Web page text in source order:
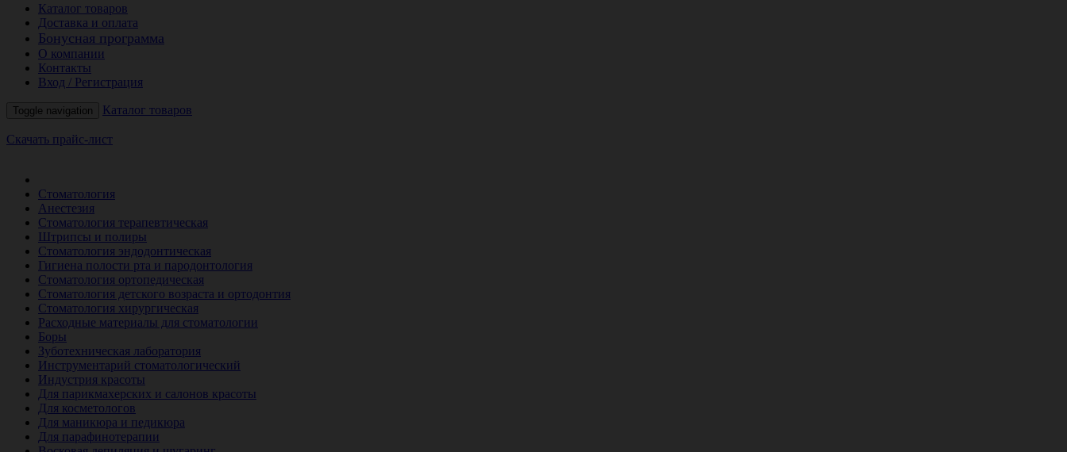
Каталог товаров
Доставка и оплата
Бонусная программа
О компании
Контакты
Вход / Регистрация
Toggle navigation Каталог товаров
Скачать прайс-лист
Стоматология
Анестезия
Стоматология терапевтическая
Штрипсы и полиры
Стоматология эндодонтическая
Гигиена полости рта и пародонтология
Стоматология ортопедическая
Стоматология детского возраста и ортодонтия
Стоматология хирургическая
Расходные материалы для стоматологии
Боры
Зуботехническая лаборатория
Инструментарий стоматологический
Индустрия красоты
Для парикмахерских и салонов красоты
Для косметологов
Для маникюра и педикюра
Для парафинотерапии